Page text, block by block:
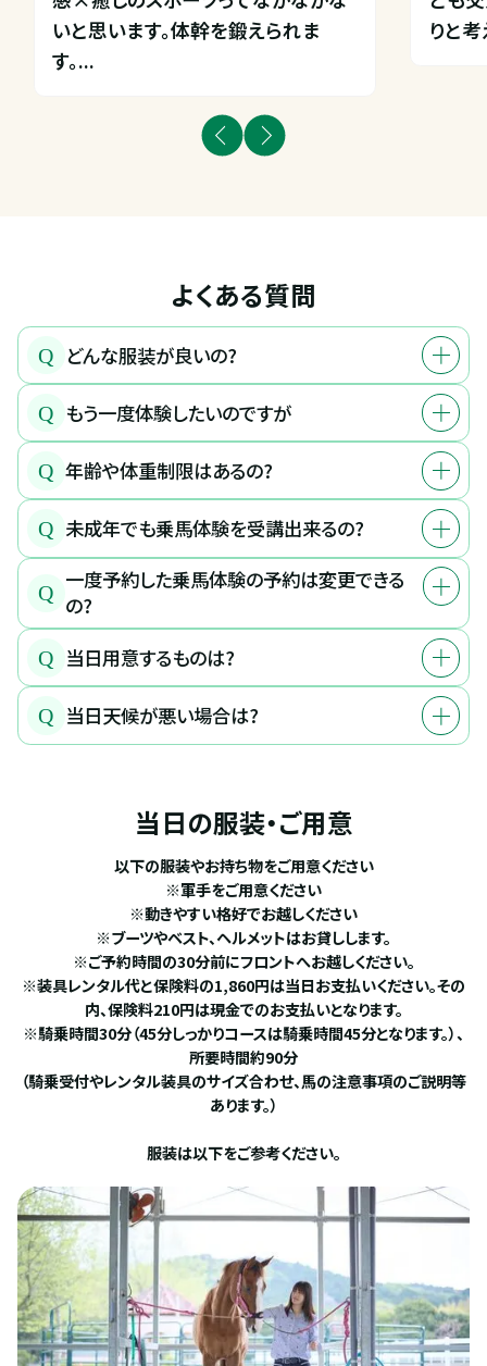
いと思います。体幹を鍛えられま
す。...
りと
よくある質問
Q どんな服装が良いの?
Q もう一度体験したいのですが
Q 年齢や体重制限はあるの?
Q 未成年でも乗馬体験を受講出来るの?
Q 一度予約した乗馬体験の予約は変更できる
の?
Q 当日用意するものは?
Q 当日天候が悪い場合は?
当日の服装・ご用意
以下の服装やお持ち物をご用意ください
※軍手をご用意ください
※動きやすい格好でお越しください
※ブーツやベスト、ヘルメットはお貸しします。
※ご予約時間の30分前にフロントへお越しください。
※装具レンタル代と保険料の1,860円は当日お支払いください。その
内、保険料210円は現金でのお支払いとなります。
※騎乗時間30分（45分しっかりコースは騎乗時間45分となります。）、
所要時間約90分
（騎乗受付やレンタル装具のサイズ合わせ、馬の注意事項のご説明等
あります。）
服装は以下をご参考ください。